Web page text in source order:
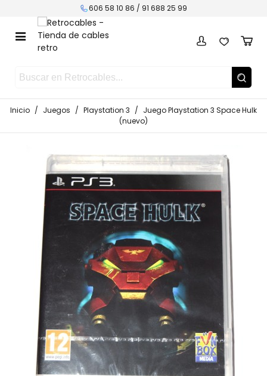
606 58 10 86 / 91 688 25 99
Inicio / Juegos / Playstation 3 / Juego Playstation 3 Space Hulk
(nuevo)